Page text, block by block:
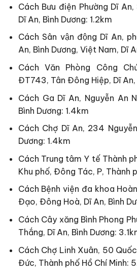
Cách Bưu điện Phường Dĩ
Dĩ An, Bình Dương: 1.2km
Cách Sân vận động Dĩ An,
An, Bình Dương, Việt Nam, Dĩ
Cách Văn Phòng Công
ĐT743, Tân Đông Hiệp, Dĩ An,
Cách Ga Dĩ An, Nguyễn An
Bình Dương: 1.4km
Cách Chợ Dĩ An, 234
Dương: 1.4km
Cách Trung tâm Y tế Thành
Khu phố, Đông Tác, P, Thành
Cách Bệnh viện đa khoa
Đạo, Đông Hoà, Dĩ An, Bình
Cách Cây xăng Bình Phong
Thắng, Dĩ An, Bình Dương:
Cách Chợ Linh Xuân, 50
Đức, Thành phố Hồ Chí Minh: